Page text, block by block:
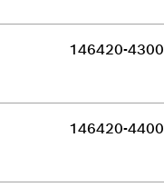
146420-4300
146420-4400